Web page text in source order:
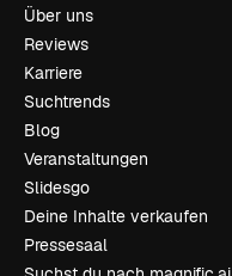
Über uns
Reviews
Karriere
Suchtrends
Blog
Veranstaltungen
Slidesgo
Deine Inhalte verkaufen
Pressesaal